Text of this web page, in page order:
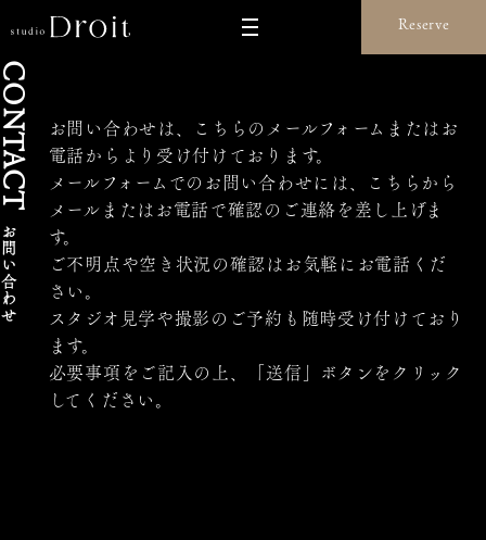
Reserve
C
O
N
T
A
C
T
お
問
い
合
わ
せ
お問い合わせは、こちらのメールフォームまたはお
電話からより受け付けております。
メールフォームでのお問い合わせには、こちらから
メールまたはお電話で確認のご連絡を差し上げま
す。
ご不明点や空き状況の確認はお気軽にお電話くだ
さい。
スタジオ見学や撮影のご予約も随時受け付けており
ます。
必要事項をご記入の上、「送信」ボタンをクリック
してください。